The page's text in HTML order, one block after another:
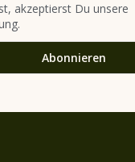
akzeptierst Du unsere